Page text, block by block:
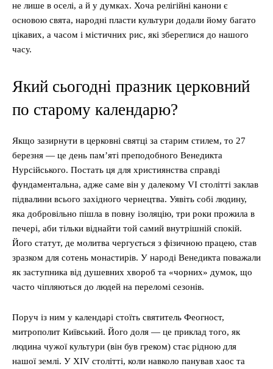
не лише в оселі, а й у думках. Хоча релігійні канони є
основою свята, народні пласти культури додали йому багато
цікавих, а часом і містичних рис, які збереглися до нашого
часу.
Який сьогодні празник церковний
по старому календарю?
Якщо зазирнути в церковні святці за старим стилем, то 27
березня — це день пам’яті преподобного Венедикта
Нурсійського. Постать ця для християнства справді
фундаментальна, адже саме він у далекому VI столітті заклав
підвалини всього західного чернецтва. Уявіть собі людину,
яка добровільно пішла в повну ізоляцію, три роки прожила в
печері, аби тільки віднайти той самий внутрішній спокій.
Його статут, де молитва чергується з фізичною працею, став
зразком для сотень монастирів. У народі Венедикта поважали
як заступника від душевних хвороб та «чорних» думок, що
часто чіпляються до людей на переломі сезонів.
Поруч із ним у календарі стоїть святитель Феогност,
митрополит Київський. Його доля — це приклад того, як
людина чужої культури (він був греком) стає рідною для
нашої землі. У XIV столітті, коли навколо панував хаос та